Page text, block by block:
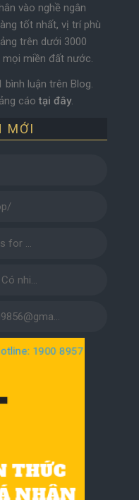
vào nghề ngân
tốt nhất, vị trí phù
trên dưới 3000
miền đất nước.
bình luận trên Blog.
cáotại đây.
MỚI
for …
nhi…